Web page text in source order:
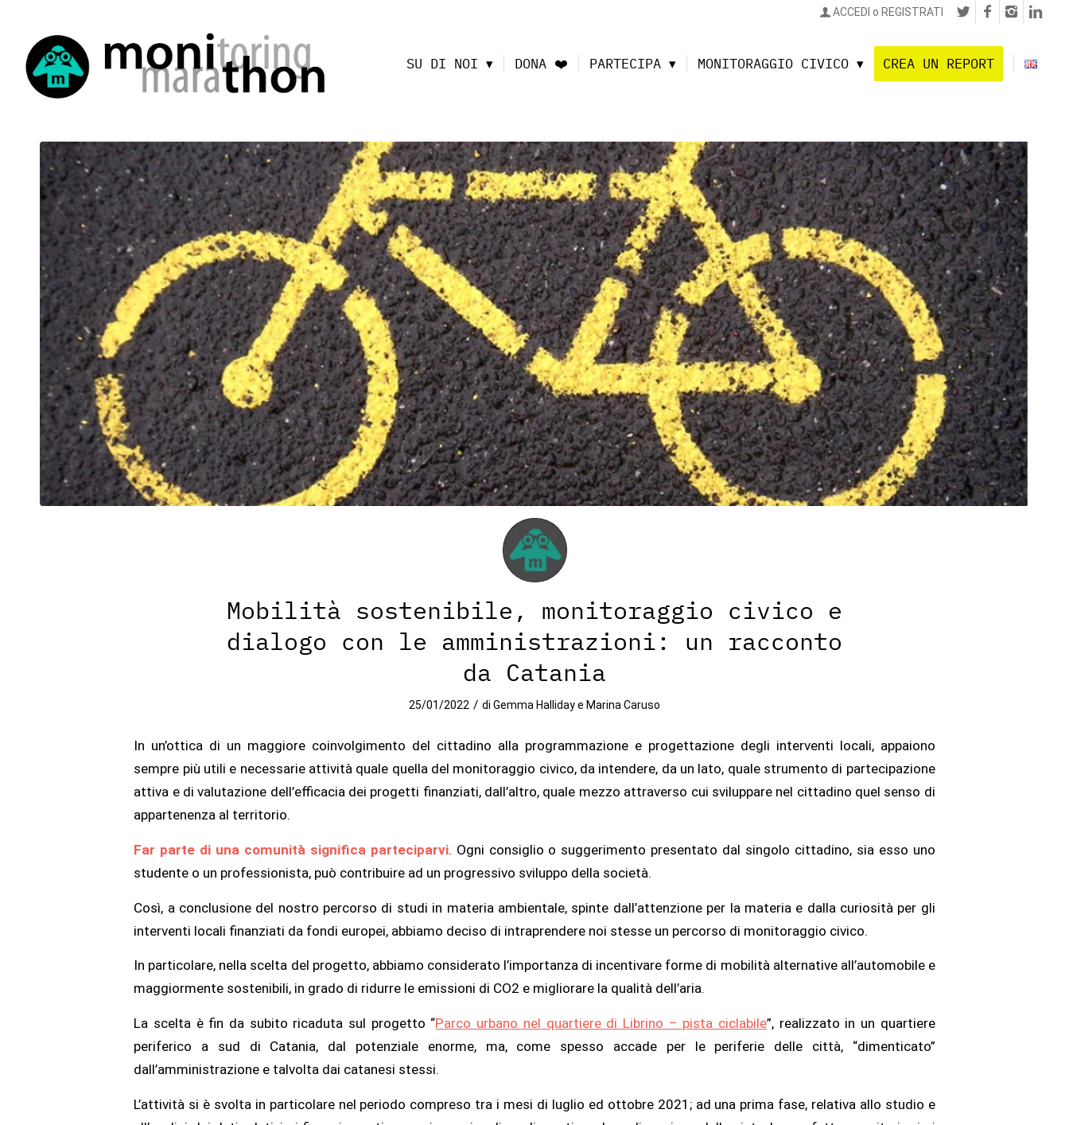
ACCEDI o REGISTRATI
SU DI NOI DONA ❤️ PARTECIPA MONITORAGGIO CIVICO CREA UN REPORT
Mobilità sostenibile, monitoraggio civico e
dialogo con le amministrazioni: un racconto
da Catania
25/01/2022 / di Gemma Halliday e Marina Caruso
In un’ottica di un maggiore coinvolgimento del cittadino alla programmazione e progettazione degli interventi locali, appaiono
sempre più utili e necessarie attività quale quella del monitoraggio civico, da intendere, da un lato, quale strumento di partecipazione
attiva e di valutazione dell’efficacia dei progetti finanziati, dall’altro, quale mezzo attraverso cui sviluppare nel cittadino quel senso di
appartenenza al territorio.
Far parte di una comunità significa parteciparvi. Ogni consiglio o suggerimento presentato dal singolo cittadino, sia esso uno
studente o un professionista, può contribuire ad un progressivo sviluppo della società.
Così, a conclusione del nostro percorso di studi in materia ambientale, spinte dall’attenzione per la materia e dalla curiosità per gli
interventi locali finanziati da fondi europei, abbiamo deciso di intraprendere noi stesse un percorso di monitoraggio civico.
In particolare, nella scelta del progetto, abbiamo considerato l’importanza di incentivare forme di mobilità alternative all’automobile e
maggiormente sostenibili, in grado di ridurre le emissioni di CO2 e migliorare la qualità dell’aria.
La scelta è fin da subito ricaduta sul progetto “Parco urbano nel quartiere di Librino – pista ciclabile”, realizzato in un quartiere
periferico a sud di Catania, dal potenziale enorme, ma, come spesso accade per le periferie delle città, “dimenticato”
dall’amministrazione e talvolta dai catanesi stessi.
L’attività si è svolta in particolare nel periodo compreso tra i mesi di luglio ed ottobre 2021; ad una prima fase, relativa allo studio e